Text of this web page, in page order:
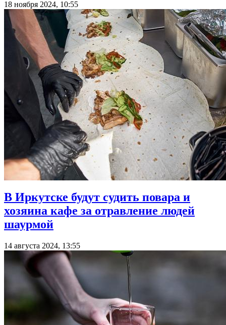
18 ноября 2024, 10:55
В Иркутске будут судить повара и
хозяина кафе за отравление людей
шаурмой
14 августа 2024, 13:55